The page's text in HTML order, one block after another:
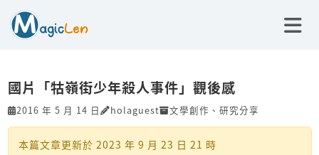
國片「牯嶺街少年殺人事件」觀後感
2016 年 5 月 14 日 holaguest 文學創作 、 研究分享
本篇文章更新於 2023 年 9 月 23 日 21 時